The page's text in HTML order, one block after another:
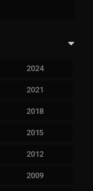
2024
2021
2018
2015
2012
2009